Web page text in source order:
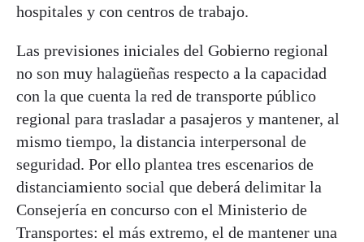
hospitales y con centros de trabajo.
Las previsiones iniciales del Gobierno regional
no son muy halagüeñas respecto a la capacidad
con la que cuenta la red de transporte público
regional para trasladar a pasajeros y mantener, al
mismo tiempo, la distancia interpersonal de
seguridad. Por ello plantea tres escenarios de
distanciamiento social que deberá delimitar la
Consejería en concurso con el Ministerio de
Transportes: el más extremo, el de mantener una